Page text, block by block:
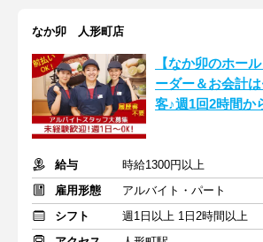
なか卯 人形町店
【なか卯のホー
ーダー＆お会計
客♪週1回2時間
給与
時給1300円以上
雇用形態
アルバイト・パート
シフト
週1日以上 1日2時間以上